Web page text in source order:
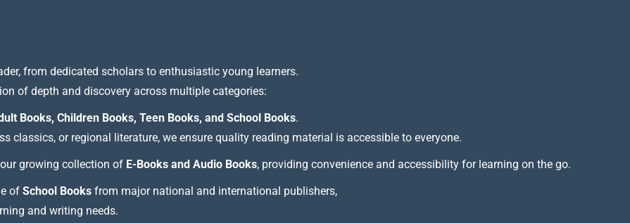
from dedicated scholars to enthusiastic young learners.
of depth and discovery across multiple categories:
Books, Children Books, Teen Books, and School Books.
classics, or regional literature, we ensure quality reading material is accessible to everyone.
growing collection of E-Books and Audio Books, providing convenience and accessibility for learning on the go.
of School Books from major national and international publishers,
and writing needs.